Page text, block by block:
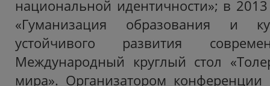
национальной идентичности»; в
«Гуманизация образования и
устойчивого развития
Международный круглый стол
мира». Организатором конференции